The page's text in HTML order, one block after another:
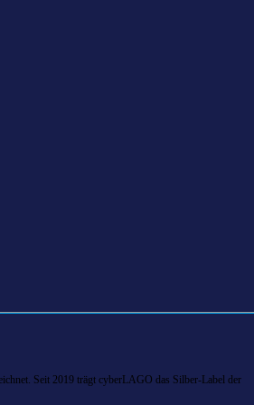
Seit 2019 trägt cyberLAGO das Silber-Label der